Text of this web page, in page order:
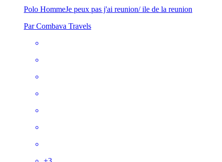
Polo HommeJe peux pas j'ai reunion/ ile de la reunion
Par Combava Travels